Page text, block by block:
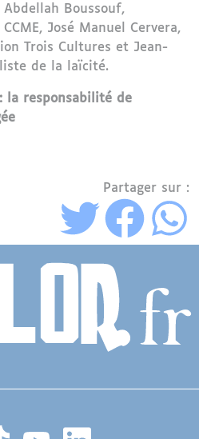
Boussouf,
José Manuel Cervera,
Trois Cultures et Jean-
de la laïcité.
la responsabilité de
Partager sur :